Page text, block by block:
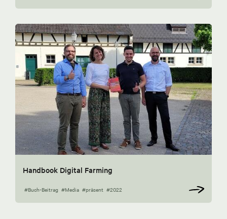
Handbook Digital Farming
#Buch-Beitrag #Media #präsent #2022